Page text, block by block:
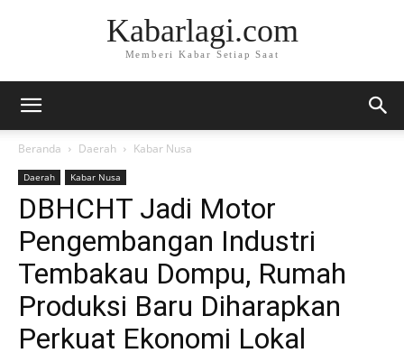
Kabarlagi.com
Memberi Kabar Setiap Saat
Beranda Daerah Kabar Nusa
Daerah Kabar Nusa
DBHCHT Jadi Motor
Pengembangan Industri
Tembakau Dompu, Rumah
Produksi Baru Diharapkan
Perkuat Ekonomi Lokal